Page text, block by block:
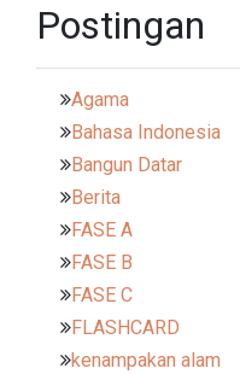
Postingan
Agama
Bahasa Indonesia
Bangun Datar
Berita
FASE A
FASE B
FASE C
FLASHCARD
kenampakan alam